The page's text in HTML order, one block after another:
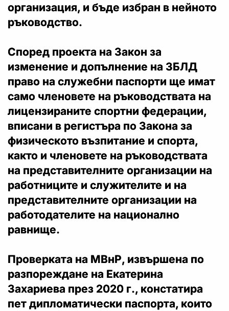
организация, и бъде избран в нейното
ръководство.
Според проекта на Закон за
изменение и допълнение на ЗБЛД
право на служебни паспорти ще имат
само членовете на ръководствата на
лицензираните спортни федерации,
вписани в регистъра по Закона за
физическото възпитание и спорта,
както и членовете на ръководствата
на представителните организации на
работниците и служителите и на
представителните организации на
работодателите на национално
равнище.
Проверката на МВнР, извършена по
разпореждане на Екатерина
Захариева през 2020 г., констатира
пет дипломатически паспорта, които